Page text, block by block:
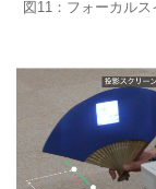
図11：フォーカル